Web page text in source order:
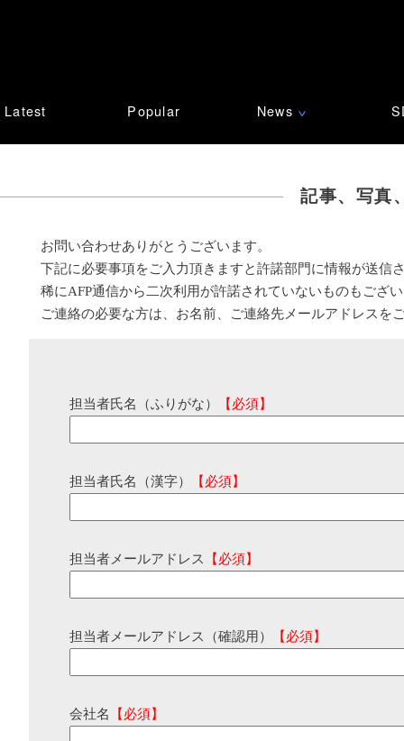
Latest Popular News ∨
記事、写真
お問い合わせありがとうございます。
下記に必要事項をご入力頂きますと許諾部門に情報が送信
稀にAFP通信から二次利用が許諾されていないものもござ
ご連絡の必要な方は、お名前、ご連絡先メールアドレスを
担当者氏名（ふりがな） 【必須】
担当者氏名（漢字） 【必須】
担当者メールアドレス 【必須】
担当者メールアドレス（確認用） 【必須】
会社名 【必須】